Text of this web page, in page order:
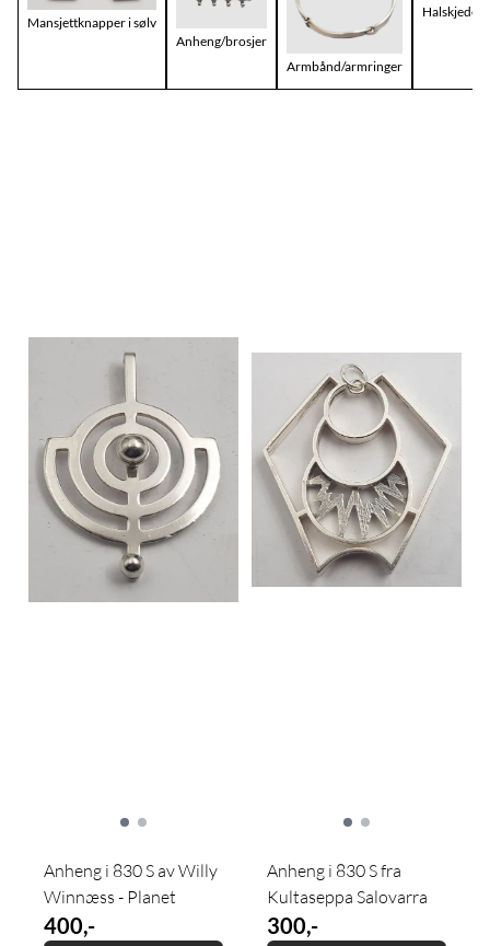
Mansjettknapper i sølv
Anheng/brosjer
Armbånd/armringer
Halskjeder
Anheng i 830 S av Willy
Winnæss - Planet
400,-
Anheng i 830 S fra
Kultaseppa Salovarra
300,-